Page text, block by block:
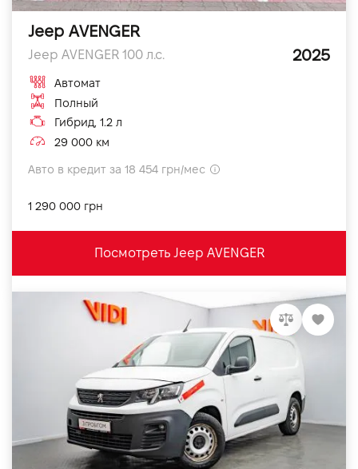
Jeep AVENGER
Jeep AVENGER 100 л.с. 2025
Автомат
Полный
Гибрид, 1.2 л
29 000 км
Авто в кредит за 18 454 грн/мес
1 290 000 грн
Посмотреть Jeep AVENGER